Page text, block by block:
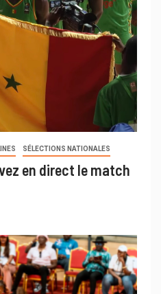
SÉLECTIONS NATIONALES
en direct le match